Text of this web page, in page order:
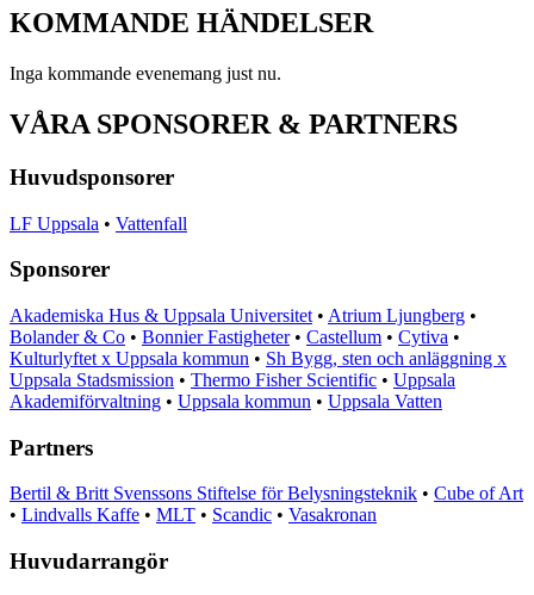
KOMMANDE HÄNDELSER
Inga kommande evenemang just nu.
VÅRA SPONSORER & PARTNERS
Huvudsponsorer
LF Uppsala • Vattenfall
Sponsorer
Akademiska Hus & Uppsala Universitet • Atrium Ljungberg •
Bolander & Co • Bonnier Fastigheter• Castellum • Cytiva •
Kulturlyftet x Uppsala kommun • Sh Bygg, sten och anläggning x
Uppsala Stadsmission • Thermo Fisher Scientific • Uppsala
Akademiförvaltning • Uppsala kommun • Uppsala Vatten
Partners
Bertil & Britt Svenssons Stiftelse för Belysningsteknik • Cube of Art
• Lindvalls Kaffe • MLT • Scandic • Vasakronan
Huvudarrangör